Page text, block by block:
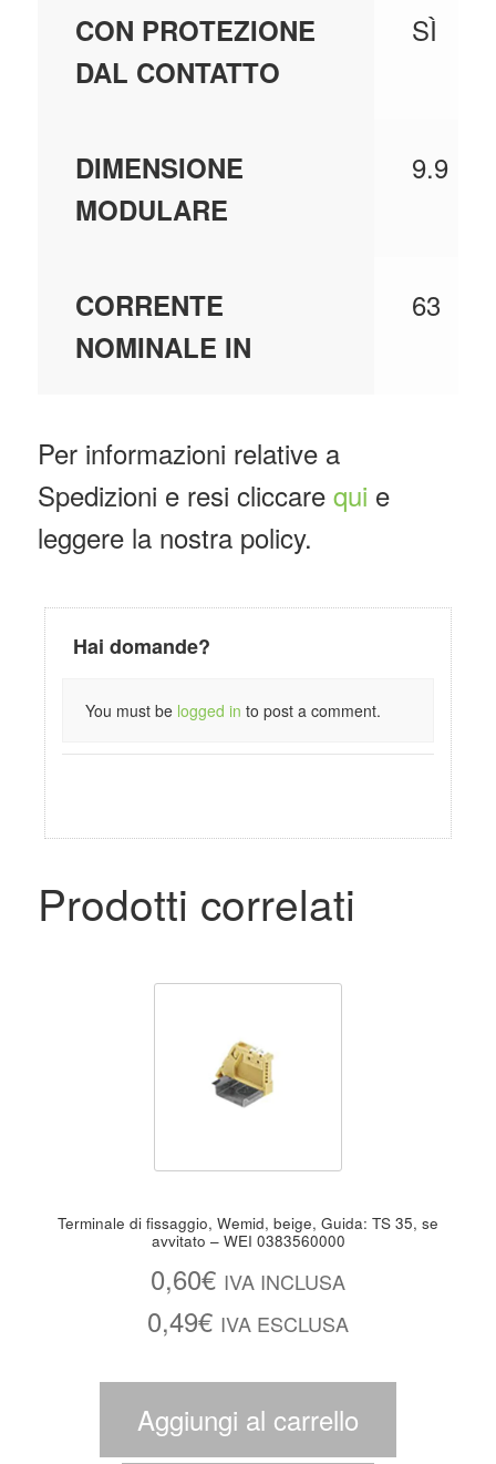
CON PROTEZIONE
DAL CONTATTO
SÌ
DIMENSIONE
MODULARE
9.9
CORRENTE
NOMINALE IN
63
Per informazioni relative a
Spedizioni e resi cliccare qui e
leggere la nostra policy.
Hai domande?
You must be logged in to post a comment.
Prodotti correlati
Terminale di fissaggio, Wemid, beige, Guida: TS 35, se
avvitato – WEI 0383560000
0,60€ IVA INCLUSA
0,49€ IVA ESCLUSA
Aggiungi al carrello